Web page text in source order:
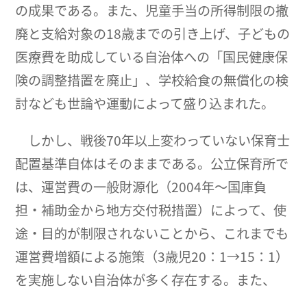
の成果である。また、児童手当の所得制限の撤
廃と支給対象の18歳までの引き上げ、子どもの
医療費を助成している自治体への「国民健康保
険の調整措置を廃止」、学校給食の無償化の検
討なども世論や運動によって盛り込まれた。
しかし、戦後70年以上変わっていない保育士
配置基準自体はそのままである。公立保育所で
は、運営費の一般財源化（2004年～国庫負
担・補助金から地方交付税措置）によって、使
途・目的が制限されないことから、これまでも
運営費増額による施策（3歳児20：1→15：1）
を実施しない自治体が多く存在する。また、